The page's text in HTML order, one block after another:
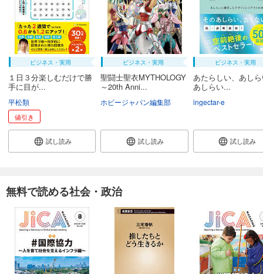
ビジネス・実用
１日３分楽しむだけで勝
手に目が...
平松類
値引き
試し読み
ビジネス・実用
聖闘士聖衣MYTHOLOGY
～20th Anni...
ホビージャパン編集部
試し読み
ビジネス・実用
あたらしい、あし
あしらい...
ingectar-e
試し読み
無料で読める社会・政治